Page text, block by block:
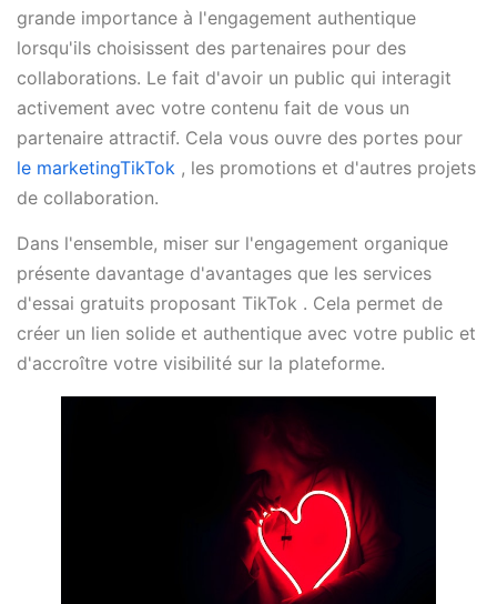
grande importance à l'engagement authentique
lorsqu'ils choisissent des partenaires pour des
collaborations. Le fait d'avoir un public qui interagit
activement avec votre contenu fait de vous un
partenaire attractif. Cela vous ouvre des portes pour
le marketingTikTok , les promotions et d'autres projets
de collaboration.
Dans l'ensemble, miser sur l'engagement organique
présente davantage d'avantages que les services
d'essai gratuits proposant TikTok . Cela permet de
créer un lien solide et authentique avec votre public et
d'accroître votre visibilité sur la plateforme.